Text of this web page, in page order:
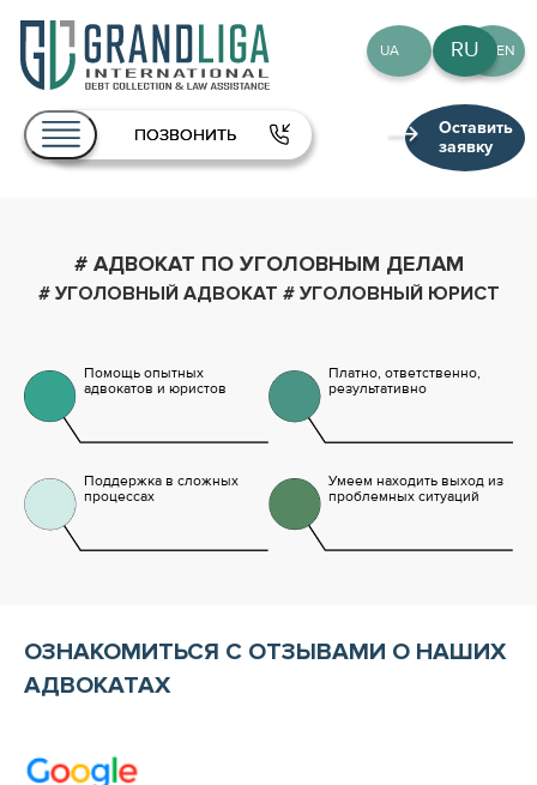
Услуги
Публикации
Контакты
RU
UA EN
RU
UA EN
ПОЗВОНИТЬ
Оставить
заявку
# АДВОКАТ ПО УГОЛОВНЫМ ДЕЛАМ
# УГОЛОВНЫЙ АДВОКАТ # УГОЛОВНЫЙ ЮРИСТ
Помощь опытных
адвокатов и юристов
Платно, ответственно,
результативно
Поддержка в сложных
процессах
Умеем находить выход из
проблемных ситуаций
ОЗНАКОМИТЬСЯ С ОТЗЫВАМИ О НАШИХ
АДВОКАТАХ